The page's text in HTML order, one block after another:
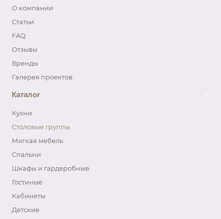
О компании
Статьи
FAQ
Отзывы
Бренды
Галерея проектов
Каталог
Кухни
Столовые группы
Мягкая мебель
Спальни
Шкафы и гардеробные
Гостиные
Кабинеты
Детские